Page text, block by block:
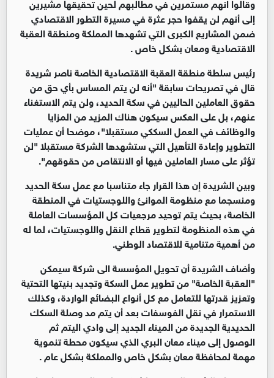
إلى أنهم لن يقفوا حجر عثرة في مسيرة التطور الاقتصادي
ضمن المشاريع الكبرى التي تشهدها المملكة ومنطقة العقبة
الاقتصادية ومعان بشكل خاص .
رئيس سلطة منطقة العقبة الاقتصادية الخاصة ناصر شريدة
قال في تصريحات سابقة "أنه لن يتم المساس بأي حق من
حقوق العاملين الحاليين في سكة الحديد، ولن يتم الاستغناء
عنهم، بل على العكس سيكون هناك المزيد من المزايا
والوظائف في العمل السككي مستقبلا"، موضحا أن عمليات
التطوير وإعادة التأهيل التي ستشهدها الشركة مستقبلا "لن
تؤثر على مسار العاملين فيها أو الانتقاص من حقوقهم".
وبين الشريدة إن هذا القرار جاء متناسبا مع عمل سكة الحديد
ومنسجما مع منظومة الموانئ واللوجستيات في المنطقة
الخاصة، بحيث يتم توحيد مرجعيات كل المؤسسات العاملة
في هذه المنظومة لتطوير قطاع النقل واللوجستيات، لما له
من أهمية متنامية للاقتصاد الوطني.
وأضاف الشريدة أن تحويل المؤسسة الى شركة سيمكن
"العقبة الخاصة" من تطوير عمل السكة وتجديد بنيتها التحتية
وتعزيز قدرتها للتعامل مع كل أنواع البضائع الواردة، وكذلك
الاستمرار في نقل الفوسفات بعد أن يتم مد وصلة السكك
الحديدية الجديدة من الميناء الجديد إلى وادي اليتم ثم
الوصول إلى ميناء معان البري الذي سيكون محطة تنموية
مهمة لمحافظة معان بشكل خاص والمملكة بشكل عام .